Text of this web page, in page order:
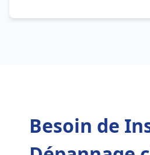
Besoin de